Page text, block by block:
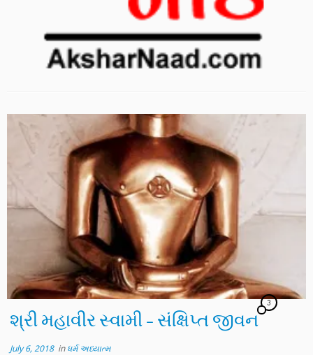
શ્રી મહાવીર સ્વામી – સંક્ષિપ્ત જીવન
3
July 6, 2018inધર્મ અધ્યાત્મ